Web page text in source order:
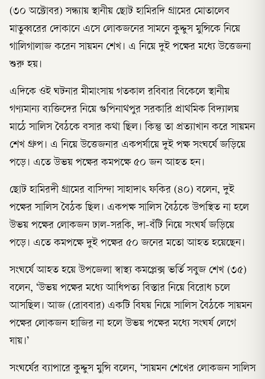
(৩০ অক্টোবর) সন্ধ্যায় স্থানীয় ছোট হামিরদি গ্রামের মোতালেব
মাতুব্বরের দোকানে এসে লোকজনের সামনে কুদ্দুস মুন্সিকে নিয়ে
গালিগালাজ করেন সায়মন শেখ। এ নিয়ে দুই পক্ষের মধ্যে উত্তেজনা
শুরু হয়।
এদিকে ওই ঘটনার মীমাংসায় গতকাল রবিবার বিকেলে স্থানীয়
গণ্যমান্য ব্যক্তিদের নিয়ে গুপিনাথপুর সরকারি প্রাথমিক বিদ্যালয়
মাঠে সালিস বৈঠকে বসার কথা ছিল। কিন্তু তা প্রত্যাখান করে সায়মন
শেখ গ্রুপ। এ নিয়ে উত্তেজনার একপর্যায়ে দুই পক্ষ সংঘর্ষে জড়িয়ে
পড়ে। এতে উভয় পক্ষের কমপক্ষে ৫০ জন আহত হন।
ছোট হামিরদী গ্রামের বাসিন্দা সাহাদাৎ ফকির (৪০) বলেন, দুই
পক্ষের সালিস বৈঠক ছিল। একপক্ষ সালিস বৈঠকে উপস্থিত না হলে
উভয় পক্ষের লোকজন ঢাল-সরকি, দা-বঁটি নিয়ে সংঘর্ষ জড়িয়ে
পড়ে। এতে কমপক্ষে দুই পক্ষের ৫০ জনের মতো আহত হয়েছেন।
সংঘর্ষে আহত হয়ে উপজেলা স্বাস্থ্য কমপ্লেক্স ভর্তি সবুজ শেখ (৩৫)
বলেন, ‘উভয় পক্ষের মধ্যে আধিপত্য বিস্তার নিয়ে বিরোধ চলে
আসছিল। আজ (রোববার) একটি বিষয় নিয়ে সালিস বৈঠকে সায়মন
পক্ষের লোকজন হাজির না হলে উভয় পক্ষের মধ্যে সংঘর্ষ লেগে
যায়।’
সংঘর্ষের ব্যাপারে কুদ্দুস মুন্সি বলেন, ‘সায়মন শেখের লোকজন সালিস